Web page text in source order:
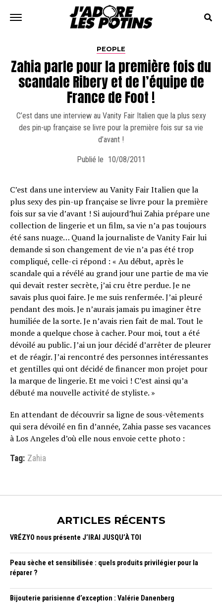
PEOPLE
Zahia parle pour la première fois du
scandale Ribery et de l’équipe de
France de Foot !
C’est dans une interview au Vanity Fair Italien que la plus sexy
des pin-up française se livre pour la première fois sur sa vie
d’avant !
Publié le 10/08/2011
C’est dans une interview au Vanity Fair Italien que la
plus sexy des pin-up française se livre pour la première
fois sur sa vie d’avant ! Si aujourd’hui Zahia prépare une
collection de lingerie et un film, sa vie n’a pas toujours
été sans nuage… Quand la journaliste de Vanity Fair lui
demande si son changement de vie n’a pas été trop
compliqué, celle-ci répond : « Au début, après le
scandale qui a révélé au grand jour une partie de ma vie
qui devait rester secrète, j’ai cru être perdue. Je ne
savais plus quoi faire. Je me suis renfermée. J’ai pleuré
pendant des mois. Je n’aurais jamais pu imaginer être
humiliée de la sorte. Je n’avais rien fait de mal. Tout le
monde a quelque chose à cacher. Pour moi, tout a été
dévoilé au public. J’ai un jour décidé d’arrêter de pleurer
et de réagir. J’ai rencontré des personnes intéressantes
et gentilles qui ont décidé de financer mon projet pour
la marque de lingerie. Et me voici ! C’est ainsi qu’a
débuté ma nouvelle activité de styliste. »
En attendant de découvrir sa ligne de sous-vêtements
qui sera dévoilé en fin d’année, Zahia passe ses vacances
à Los Angeles d’où elle nous envoie cette photo :
Tag: Zahia
ARTICLES RÉCENTS
VRÉZYO nous présente J’IRAI JUSQU’À TOI
Peau sèche et sensibilisée : quels produits privilégier pour la
réparer ?
Bijouterie parisienne d’exception : Valérie Danenberg